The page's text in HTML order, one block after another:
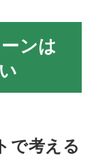
ンは
で考える